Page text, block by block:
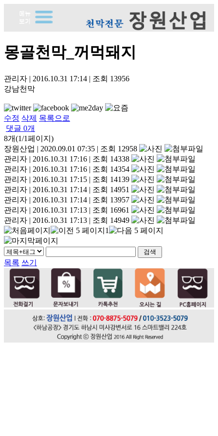
몽골천막_꺼먹돼지
관리자 | 2016.10.31 17:14 | 조회 13956
강남천막
수정 삭제 목록으로
댓글 0개
8개(1/1페이지)
장원산업 | 2020.09.01 07:35 | 조회 12958
관리자 | 2016.10.31 17:16 | 조회 14338
관리자 | 2016.10.31 17:16 | 조회 14354
관리자 | 2016.10.31 17:15 | 조회 14139
관리자 | 2016.10.31 17:14 | 조회 14951
관리자 | 2016.10.31 17:14 | 조회 13957
관리자 | 2016.10.31 17:13 | 조회 16961
관리자 | 2016.10.31 17:13 | 조회 14949
1
목록 쓰기